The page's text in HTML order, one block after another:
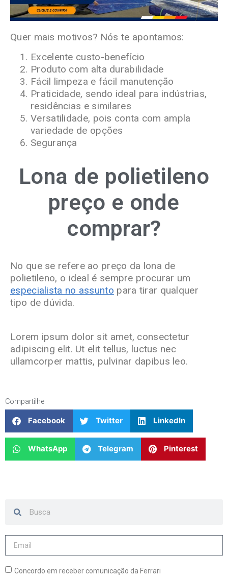
Quer mais motivos? Nós te apontamos:
Excelente custo-benefício
Produto com alta durabilidade
Fácil limpeza e fácil manutenção
Praticidade, sendo ideal para indústrias,
residências e similares
Versatilidade, pois conta com ampla
variedade de opções
Segurança
Lona de polietileno
preço e onde
comprar?
No que se refere ao preço da lona de
polietileno, o ideal é sempre procurar um
especialista no assunto para tirar qualquer
tipo de dúvida.
Lorem ipsum dolor sit amet, consectetur
adipiscing elit. Ut elit tellus, luctus nec
ullamcorper mattis, pulvinar dapibus leo.
Compartilhe
Facebook Twitter LinkedIn
WhatsApp Telegram Pinterest
Concordo em receber comunicação da Ferrari